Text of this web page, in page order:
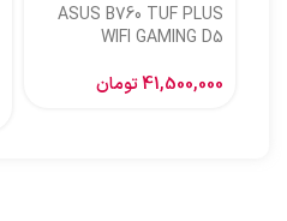
ASUS B760 TUF PLUS
WIFI GAMING D5
41,500,000تومان